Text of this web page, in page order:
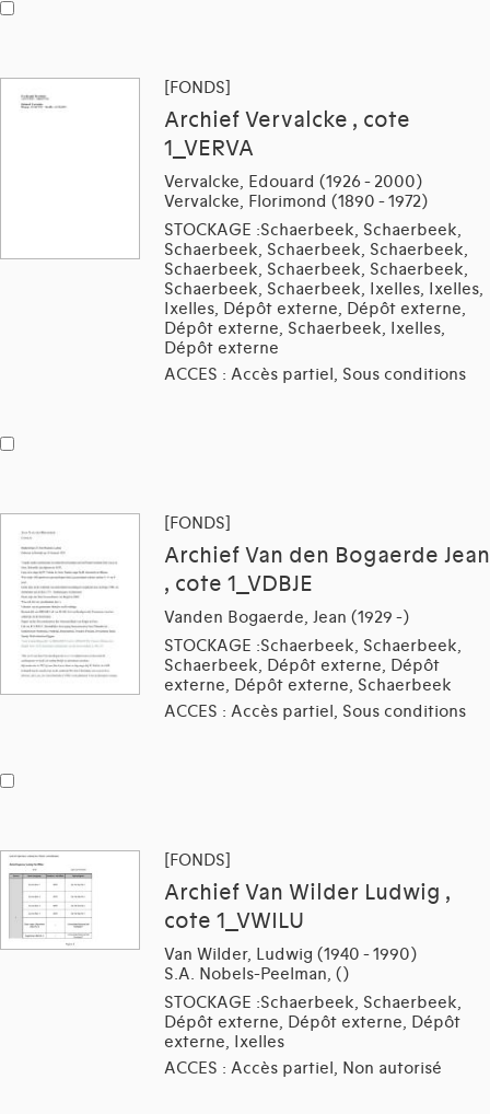
[FONDS]
Archief Vervalcke , cote
1_VERVA
Vervalcke, Edouard (1926 - 2000)
Vervalcke, Florimond (1890 - 1972)
STOCKAGE :Schaerbeek, Schaerbeek,
Schaerbeek, Schaerbeek, Schaerbeek,
Schaerbeek, Schaerbeek, Schaerbeek,
Schaerbeek, Schaerbeek, Ixelles, Ixelles,
Ixelles, Dépôt externe, Dépôt externe,
Dépôt externe, Schaerbeek, Ixelles,
Dépôt externe
ACCES : Accès partiel, Sous conditions
[FONDS]
Archief Van den Bogaerde Jean
, cote 1_VDBJE
Vanden Bogaerde, Jean (1929 -)
STOCKAGE :Schaerbeek, Schaerbeek,
Schaerbeek, Dépôt externe, Dépôt
externe, Dépôt externe, Schaerbeek
ACCES : Accès partiel, Sous conditions
[FONDS]
Archief Van Wilder Ludwig ,
cote 1_VWILU
Van Wilder, Ludwig (1940 - 1990)
S.A. Nobels-Peelman, ()
STOCKAGE :Schaerbeek, Schaerbeek,
Dépôt externe, Dépôt externe, Dépôt
externe, Ixelles
ACCES : Accès partiel, Non autorisé